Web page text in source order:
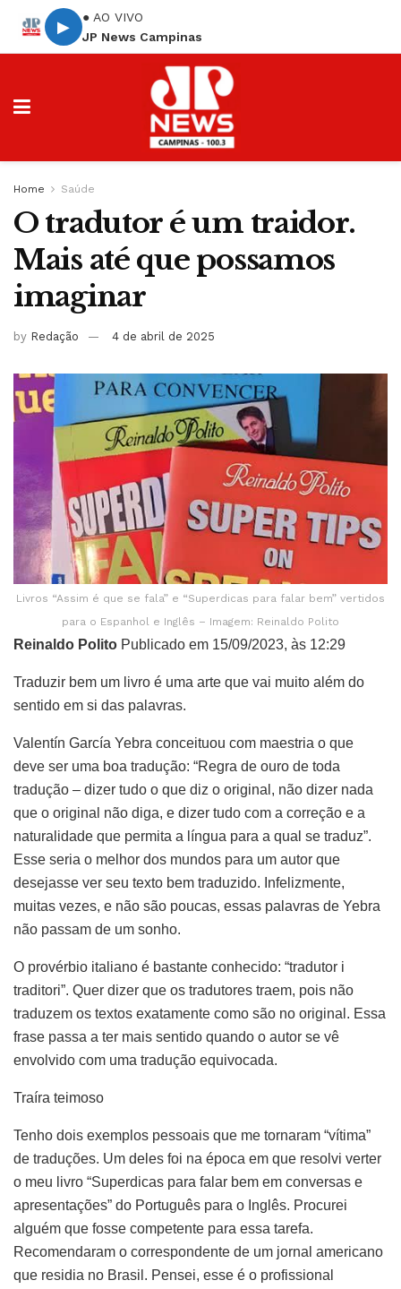
▶
● AO VIVO
JP News Campinas
Home Saúde
O tradutor é um traidor.
Mais até que possamos
imaginar
by Redação 4 de abril de 2025
Livros “Assim é que se fala” e “Superdicas para falar bem” vertidos
para o Espanhol e Inglês – Imagem: Reinaldo Polito
Reinaldo Polito Publicado em 15/09/2023, às 12:29
Traduzir bem um livro é uma arte que vai muito além do
sentido em si das palavras.
Valentín García Yebra conceituou com maestria o que
deve ser uma boa tradução: “Regra de ouro de toda
tradução – dizer tudo o que diz o original, não dizer nada
que o original não diga, e dizer tudo com a correção e a
naturalidade que permita a língua para a qual se traduz”.
Esse seria o melhor dos mundos para um autor que
desejasse ver seu texto bem traduzido. Infelizmente,
muitas vezes, e não são poucas, essas palavras de Yebra
não passam de um sonho.
O provérbio italiano é bastante conhecido: “tradutor i
traditori”. Quer dizer que os tradutores traem, pois não
traduzem os textos exatamente como são no original. Essa
frase passa a ter mais sentido quando o autor se vê
envolvido com uma tradução equivocada.
Traíra teimoso
Tenho dois exemplos pessoais que me tornaram “vítima”
de traduções. Um deles foi na época em que resolvi verter
o meu livro “Superdicas para falar bem em conversas e
apresentações” do Português para o Inglês. Procurei
alguém que fosse competente para essa tarefa.
Recomendaram o correspondente de um jornal americano
que residia no Brasil. Pensei, esse é o profissional